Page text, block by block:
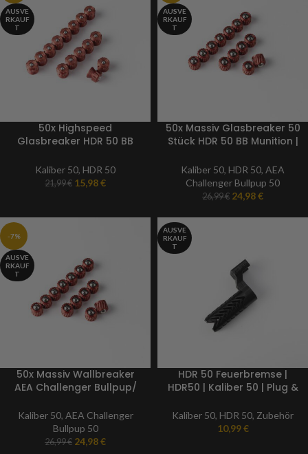
AUSVE
RKAUF
T
50x Highspeed
Glasbreaker HDR 50 BB
Munition | Kaliber 50
Kaliber 50, HDR 50
21,99€ 15,98€
AUSVE
RKAUF
T
50x Massiv Glasbreaker 50
Stück HDR 50 BB Munition |
Kaliber 50, HDR 50, AEA
Challenger Bullpup 50
26,99€ 24,98€
-7%
AUSVE
RKAUF
T
50x Massiv Wallbreaker
AEA Challenger Bullpup/
| Kaliber 50
Kaliber 50, AEA Challenger
Bullpup 50
26,99€ 24,98€
AUSVE
RKAUF
T
HDR 50 Feuerbremse |
HDR50 | Kaliber 50 | Plug &
Kaliber 50, HDR 50, Zubehör
10,99€